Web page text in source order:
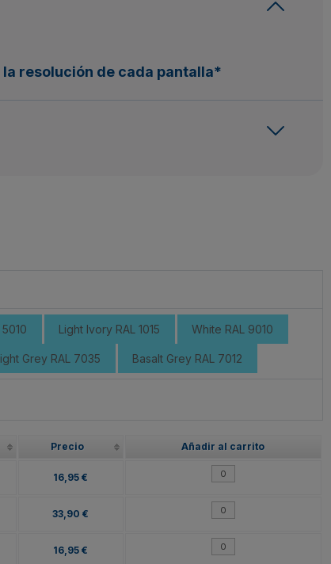
resolución de cada pantalla*
Light Ivory RAL 1015 White RAL 9010
Grey RAL 7035 Basalt Grey RAL 7012
Precio Añadir al carrito
16,95 €
33,90 €
16,95 €